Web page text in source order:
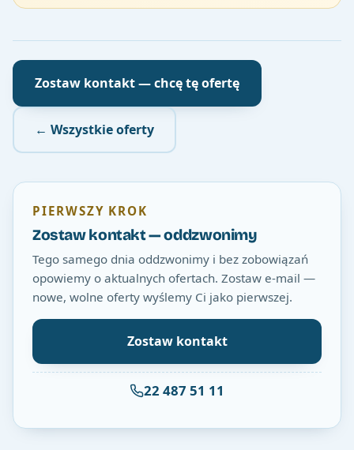
Zostaw kontakt — chcę tę ofertę
← Wszystkie oferty
PIERWSZY KROK
Zostaw kontakt — oddzwonimy
Tego samego dnia oddzwonimy i bez zobowiązań
opowiemy o aktualnych ofertach. Zostaw e-mail —
nowe, wolne oferty wyślemy Ci jako pierwszej.
Zostaw kontakt
22 487 51 11